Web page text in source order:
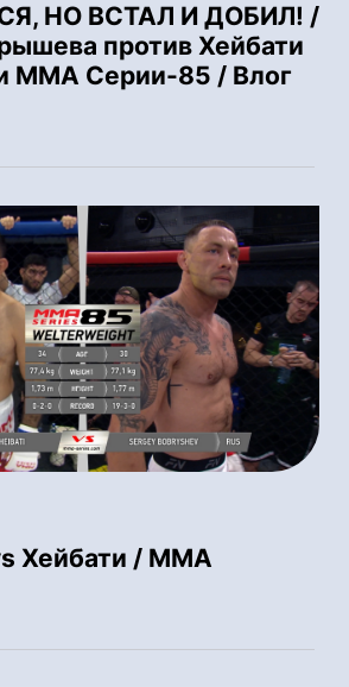
НО ВСТАЛ И ДОБИЛ! /
против Хейбати
ММА Серии-85 / Влог
Хейбати / ММА